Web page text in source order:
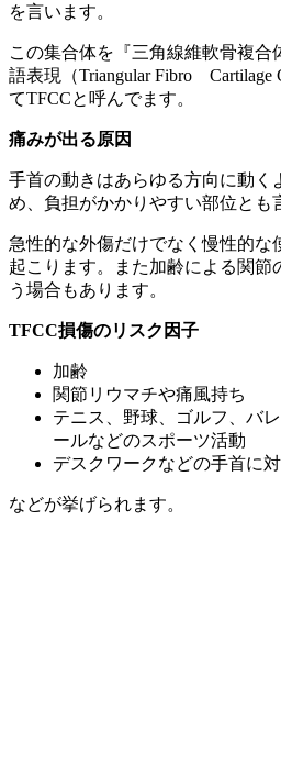
を言います。
この集合体を『三角線維軟骨複
語表現（Triangular Fibro Cartilage
てTFCCと呼んでます。
痛みが出る原因
手首の動きはあらゆる方向に動く
め、負担がかかりやすい部位とも
急性的な外傷だけでなく慢性的な
起こります。また加齢による関節
う場合もあります。
TFCC損傷のリスク因子
加齢
関節リウマチや痛風持ち
テニス、野球、ゴルフ、バ
ールなどのスポーツ活動
デスクワークなどの手首に
などが挙げられます。